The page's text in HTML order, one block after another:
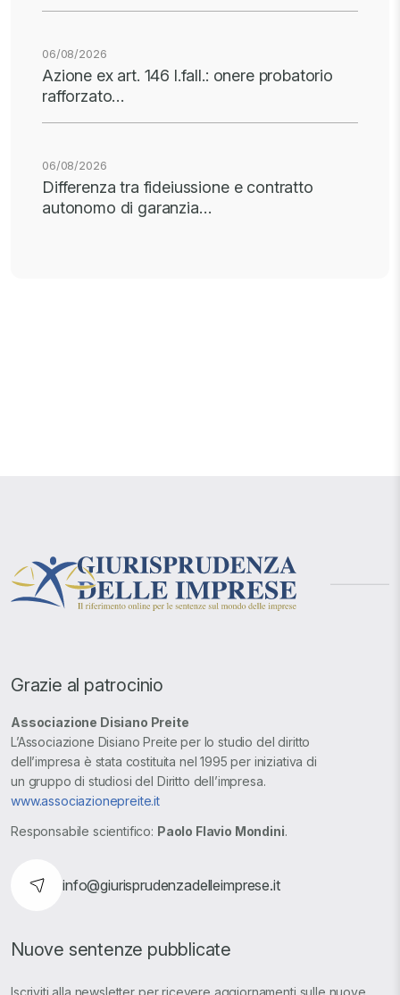
06/08/2026
Azione ex art. 146 l.fall.: onere probatorio
rafforzato…
06/08/2026
Differenza tra fideiussione e contratto
autonomo di garanzia…
Grazie al patrocinio
Associazione Disiano Preite
L’Associazione Disiano Preite per lo studio del diritto
dell’impresa è stata costituita nel 1995 per iniziativa di
un gruppo di studiosi del Diritto dell’impresa.
www.associazionepreite.it
Responsabile scientifico: Paolo Flavio Mondini.
info@giurisprudenzadelleimprese.it
Nuove sentenze pubblicate
Iscriviti alla newsletter per ricevere aggiornamenti sulle nuove